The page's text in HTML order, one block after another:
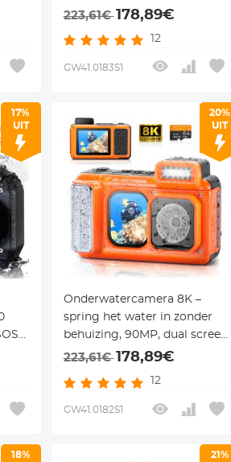
dual screen & WiFi – zwart –
223,61€178,89€
12
GW41.0183S1
17%
UIT
20%
UIT
Onderwatercamera 8K –
spring het water in zonder
behuizing, 90MP, dual screen
& WiFi – voor duiken,
Kentfaith
223,61€ 178,89€
12
GW41.0182S1
18%
21%